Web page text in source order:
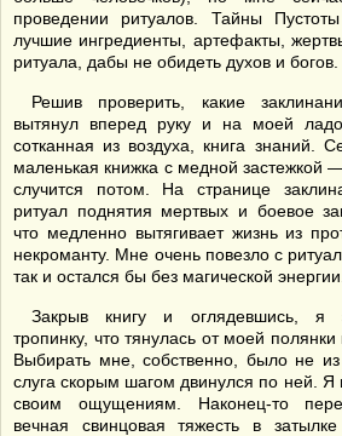
проведении ритуалов. Тайны
лучшие ингредиенты, артефакты,
ритуала, дабы не обидеть духов и богов.
Решив проверить, какие
вытянул вперед руку и на моей
сотканная из воздуха, книга знаний.
маленькая книжка с медной застежкой
случится потом. На странице
ритуал поднятия мертвых и боевое
что медленно вытягивает жизнь из
некроманту. Мне очень повезло с
так и остался бы без магической
Закрыв книгу и оглядевшись, я
тропинку, что тянулась от моей полянки
Выбирать мне, собственно, было не
слуга скорым шагом двинулся по ней.
своим ощущениям. Наконец-то
вечная свинцовая тяжесть в